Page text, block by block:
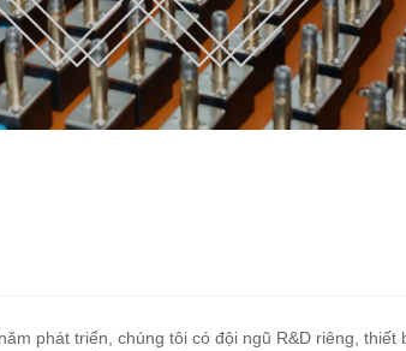
phát triển, chúng tôi có đội ngũ R&D riêng,